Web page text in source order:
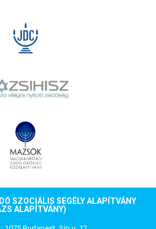
SZOCIÁLIS SEGÉLY ALAPÍTVÁNY
ALAPÍTVÁNY)